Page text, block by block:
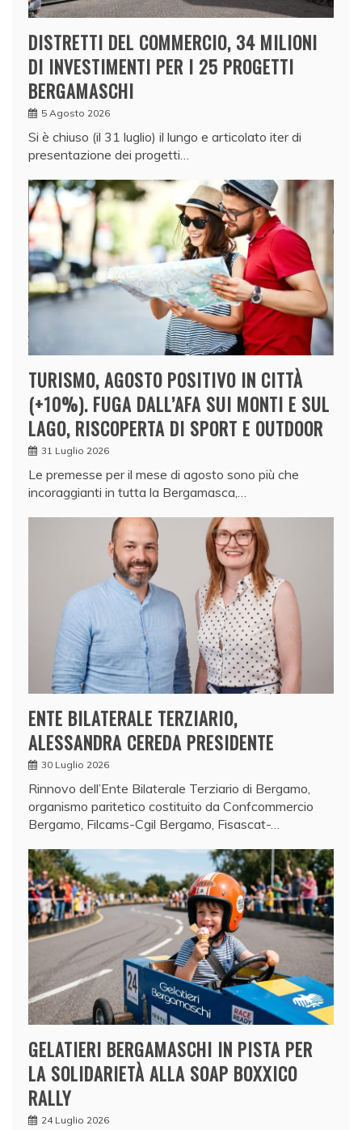
DISTRETTI DEL COMMERCIO, 34 MILIONI
DI INVESTIMENTI PER I 25 PROGETTI
BERGAMASCHI
5 Agosto 2026
Si è chiuso (il 31 luglio) il lungo e articolato iter di
presentazione dei progetti…
TURISMO, AGOSTO POSITIVO IN CITTÀ
(+10%). FUGA DALL’AFA SUI MONTI E SUL
LAGO, RISCOPERTA DI SPORT E OUTDOOR
31 Luglio 2026
Le premesse per il mese di agosto sono più che
incoraggianti in tutta la Bergamasca,…
ENTE BILATERALE TERZIARIO,
ALESSANDRA CEREDA PRESIDENTE
30 Luglio 2026
Rinnovo dell’Ente Bilaterale Terziario di Bergamo,
organismo paritetico costituito da Confcommercio
Bergamo, Filcams-Cgil Bergamo, Fisascat-…
GELATIERI BERGAMASCHI IN PISTA PER
LA SOLIDARIETÀ ALLA SOAP BOXXICO
RALLY
24 Luglio 2026